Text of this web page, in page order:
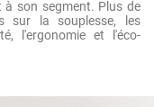
son segment. Plus de
sur la souplesse, les
l'ergonomie et l'éco-